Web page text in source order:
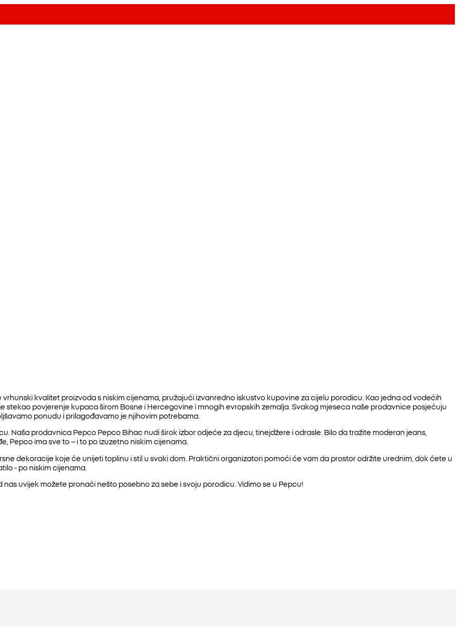
kvalitet proizvoda s niskim cijenama, pružajući izvanredno iskustvo kupovine za cijelu porodicu. Kao jedna od vodećih
povjerenje kupaca širom Bosne i Hercegovine i mnogih evropskih zemalja. Svakog mjeseca naše prodavnice posjećuju
ponudu i prilagođavamo je njihovim potrebama.
Naša prodavnica Pepco Pepco Bihac nudi širok izbor odjeće za djecu, tinejdžere i odrasle. Bilo da tražite moderan jeans,
Pepco ima sve to – i to po izuzetno niskim cijenama.
dekoracije koje će unijeti toplinu i stil u svaki dom. Praktični organizatori pomoći će vam da prostor održite urednim, dok ćete u
- po niskim cijenama.
uvijek možete pronaći nešto posebno za sebe i svoju porodicu. Vidimo se u Pepcu!